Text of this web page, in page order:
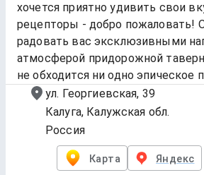
хочется приятно удивить свои
рецепторы - добро пожаловать!
радовать вас эксклюзивными
атмосферой придорожной
не обходится ни одно эпическое
ул. Георгиевская, 39
Калуга, Калужская обл.
Россия
Карта Яндекс